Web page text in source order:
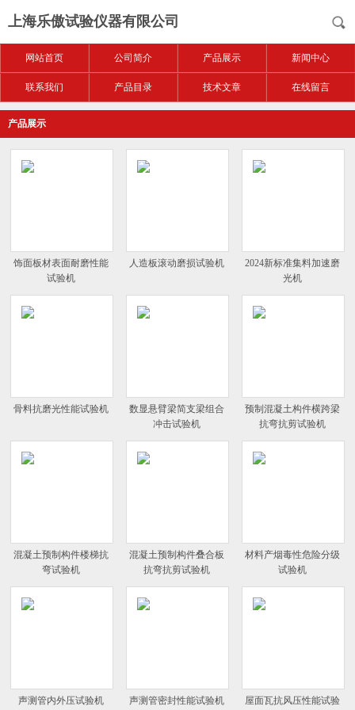
上海乐傲试验仪器有限公司
网站首页 公司简介 产品展示 新闻中心
联系我们 产品目录 技术文章 在线留言
产品展示
饰面板材表面耐磨性能
试验机
人造板滚动磨损试验机
2024新标准集料加速磨
光机
骨料抗磨光性能试验机
数显悬臂梁简支梁组合
冲击试验机
预制混凝土构件横跨梁
抗弯抗剪试验机
混凝土预制构件楼梯抗
弯试验机
混凝土预制构件叠合板
抗弯抗剪试验机
材料产烟毒性危险分级
试验机
声测管内外压试验机 声测管密封性能试验机
屋面瓦抗风压性能试验